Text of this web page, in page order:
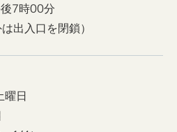
7時00分
出入口を閉鎖）
曜日